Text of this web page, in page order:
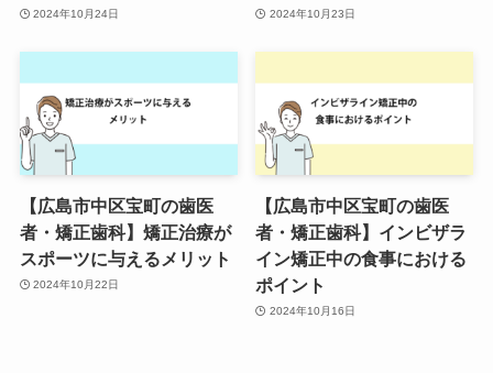
2024年10月24日 2024年10月23日
【広島市中区宝町の歯医
者・矯正歯科】矯正治療が
スポーツに与えるメリット
2024年10月22日
【広島市中区宝町の歯医
者・矯正歯科】インビザラ
イン矯正中の食事における
ポイント
2024年10月16日